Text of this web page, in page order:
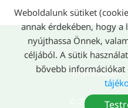
© 2026 -
Oldal információk
Impresszum
Weboldalunk sütiket
annak érdekében, hogy
nyújthassa Önnek,
céljából. A sütik
bővebb információkat